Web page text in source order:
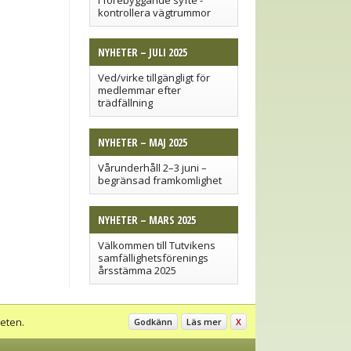
kontrollera vägtrummor
NYHETER – JULI 2025
Ved/virke tillgängligt för
medlemmar efter
trädfällning
NYHETER – MAJ 2025
Vårunderhåll 2–3 juni –
begränsad framkomlighet
NYHETER – MARS 2025
Välkommen till Tutvikens
samfällighetsförenings
årsstämma 2025
Godkänn Läs mer X